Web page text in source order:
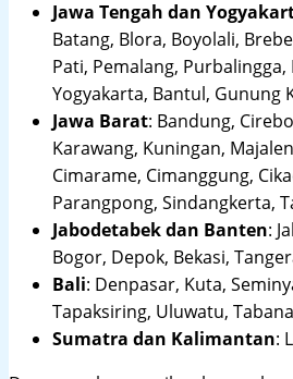
Jawa Tengah dan
Batang, Blora, Boyolali,
Pati, Pemalang,
Yogyakarta, Bantul, Gunung
Jawa Barat: Bandung,
Karawang, Kuningan,
Cimarame, Cimanggung,
Parangpong, Sindangkerta,
Jabodetabek dan Banten:
Bogor, Depok, Bekasi,
Bali: Denpasar, Kuta,
Tapaksiring, Uluwatu,
Sumatra dan Kalimantan: